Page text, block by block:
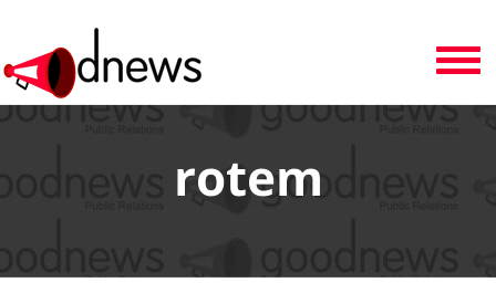
Toggle
navigation
rotem